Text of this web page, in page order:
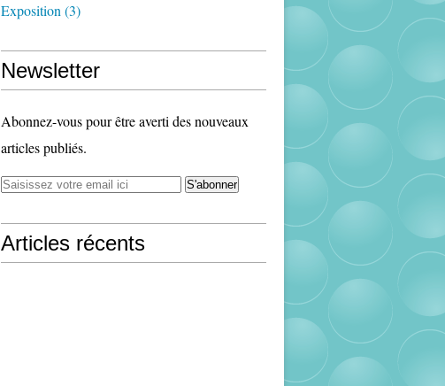
Exposition (3)
Newsletter
Abonnez-vous pour être averti des nouveaux
articles publiés.
Articles récents